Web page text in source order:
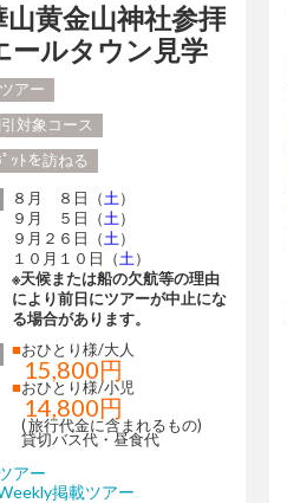
黄金山神社参拝
ールタウン見学
アー
対象コース
ｯﾄを訪ねる
８月 ８日（ 土 ）
９月 ５日（ 土 ）
９月２６日（ 土 ）
１０月１０日（ 土 ）
※天候または船の欠航等の理由
により前日にツアーが中止にな
る場合があります。
■おひとり様/大人
15,800円
■おひとり様/小児
14,800円
( 旅行代金に含まれるもの)
貸切バス代・昼食代
アー
掲載ツアー